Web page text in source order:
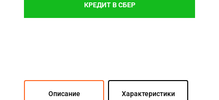
КРЕДИТ В СБЕР
Описание Характеристики